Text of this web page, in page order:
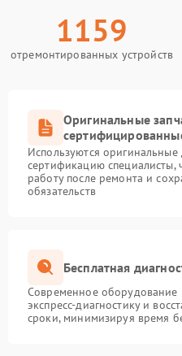
1159
отремонтированных устройств
Оригинальные
Используются
сертификацию специалисты,
работу после ремонта и
обязательств
Бесплатная
Современное оборудование
экспресс-диагностику и
сроки, минимизируя время